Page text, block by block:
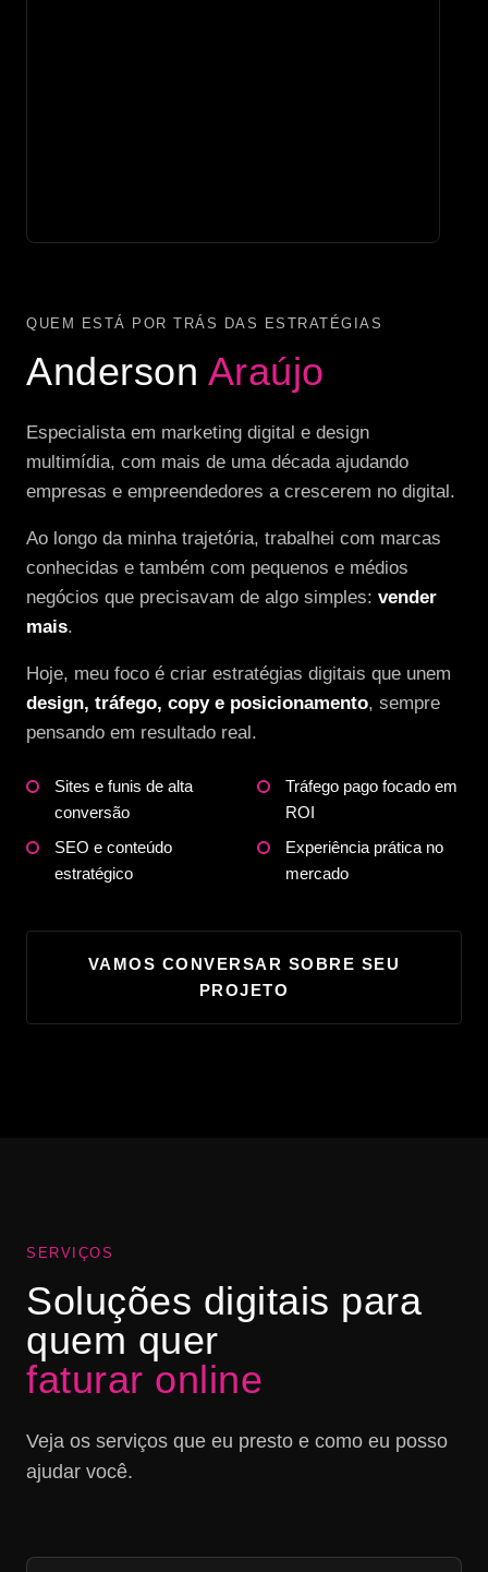
QUEM ESTÁ POR TRÁS DAS ESTRATÉGIAS
Anderson Araújo
Especialista em marketing digital e design
multimídia, com mais de uma década ajudando
empresas e empreendedores a crescerem no digital.
Ao longo da minha trajetória, trabalhei com marcas
conhecidas e também com pequenos e médios
negócios que precisavam de algo simples: vender
mais.
Hoje, meu foco é criar estratégias digitais que unem
design, tráfego, copy e posicionamento, sempre
pensando em resultado real.
Sites e funis de alta
conversão
Tráfego pago focado em
ROI
SEO e conteúdo
estratégico
Experiência prática no
mercado
VAMOS CONVERSAR SOBRE SEU
PROJETO
SERVIÇOS
Soluções digitais para
quem quer
faturar online
Veja os serviços que eu presto e como eu posso
ajudar você.